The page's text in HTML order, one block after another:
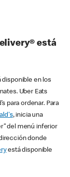
está
disponible en los
Uber Eats
para ordenar. Para
, inicia una
del menú inferior
dirección donde
está disponible